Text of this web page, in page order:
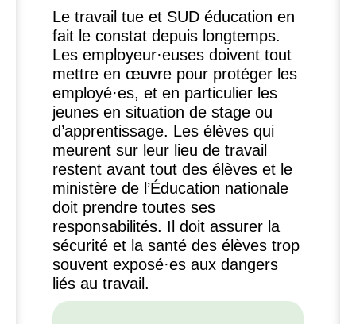
Le travail tue et SUDéducation en
fait le constat depuis longtemps.
Les employeur·euses doivent tout
mettre en œuvre pour protéger les
employé·es, et en particulier les
jeunes en situation de stage ou
d’apprentissage. Les élèves qui
meurent sur leur lieu de travail
restent avant tout des élèves et le
ministère de l’Éducation nationale
doit prendre toutes ses
responsabilités. Il doit assurer la
sécurité et la santé des élèves trop
souvent exposé·es aux dangers
liés au travail.